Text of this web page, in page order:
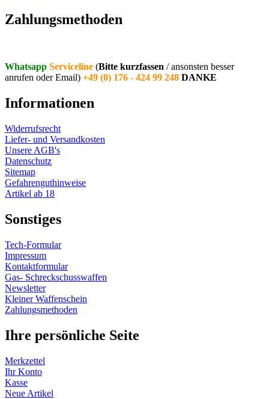
Zahlungsmethoden
Whatsapp Serviceline (Bitte kurzfassen / ansonsten besser
anrufen oder Email) +49 (0) 176 - 424 99 248 DANKE
Informationen
Widerrufsrecht
Liefer- und Versandkosten
Unsere AGB's
Datenschutz
Sitemap
Gefahrenguthinweise
Artikel ab 18
Sonstiges
Tech-Formular
Impressum
Kontaktformular
Gas- Schreckschusswaffen
Newsletter
Kleiner Waffenschein
Zahlungsmethoden
Ihre persönliche Seite
Merkzettel
Ihr Konto
Kasse
Neue Artikel